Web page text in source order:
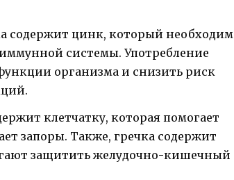
содержит цинк, который необходим
системы. Употребление
организма и снизить риск
клетчатку, которая помогает
запоры. Также, гречка содержит
защитить желудочно-кишечный